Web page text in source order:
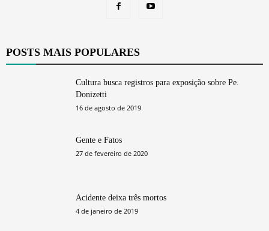
POSTS MAIS POPULARES
Cultura busca registros para exposição sobre Pe.
Donizetti
16 de agosto de 2019
Gente e Fatos
27 de fevereiro de 2020
Acidente deixa três mortos
4 de janeiro de 2019